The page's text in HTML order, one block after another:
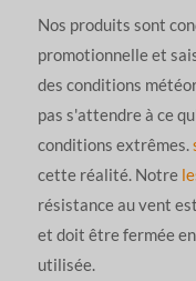
Nos produits sont
promotionnelle et
des conditions
pas s'attendre à ce
conditions extrêmes.
cette réalité. Notre
résistance au vent
et doit être fermée
utilisée.